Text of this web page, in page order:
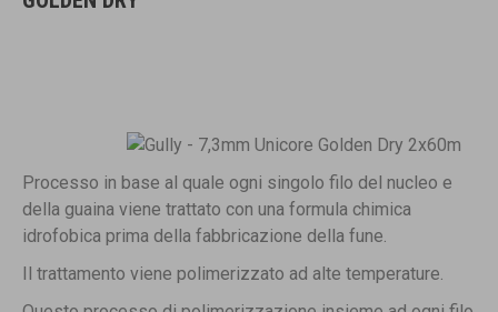
Processo in base al quale ogni singolo filo del nucleo e
della guaina viene trattato con una formula chimica
idrofobica prima della fabbricazione della fune.
Il trattamento viene polimerizzato ad alte temperature.